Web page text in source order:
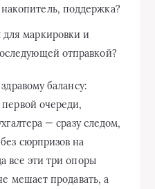
поддержка?
маркировки и
отправкой?
балансу:
очереди,
— сразу следом,
сюрпризов на
все эти три опоры
мешает продавать, а